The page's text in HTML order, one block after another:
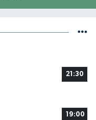
21:30
19:00